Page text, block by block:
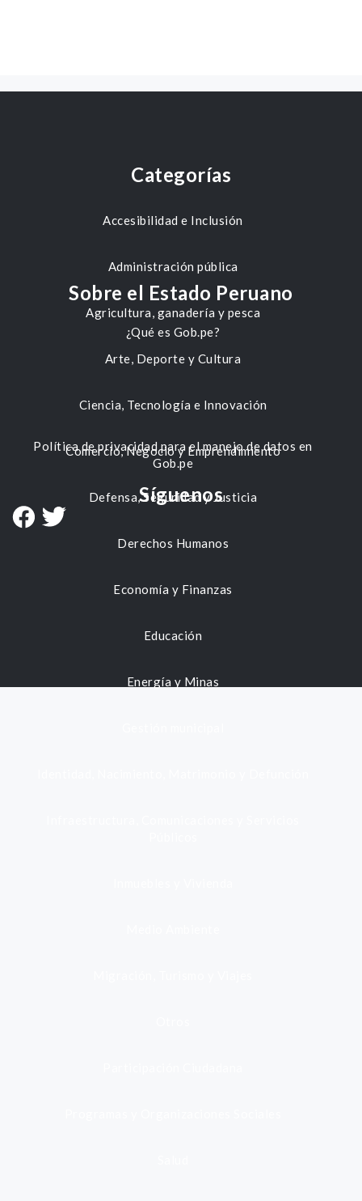
Categorías
Accesibilidad e Inclusión
Administración pública
Agricultura, ganadería y pesca
Arte, Deporte y Cultura
Ciencia, Tecnología e Innovación
Comercio, Negocio y Emprendimiento
Defensa, Seguridad y Justicia
Derechos Humanos
Economía y Finanzas
Educación
Energía y Minas
Sobre el Estado Peruano
¿Qué es Gob.pe?
Política de privacidad para el manejo de datos en
Gob.pe
Síguenos